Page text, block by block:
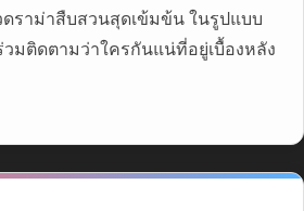
ราม่าสืบสวนสุดเข้มข้น ในรูปแบบ
มติดตามว่าใครกันแน่ที่อยู่เบื้องหลัง